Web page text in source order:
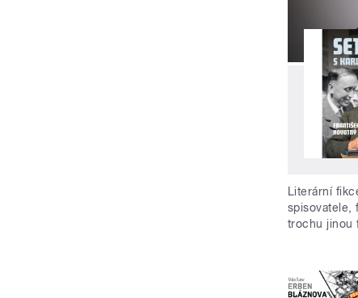
Literární
spisovatele,
trochu jinou